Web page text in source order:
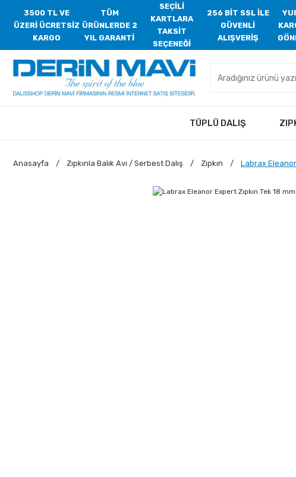
3500 TL VE
ÜZERİ ÜCRETSİZ
KARGO
TÜM
ÜRÜNLERDE 2
YIL GARANTİ
SEÇİLİ
KARTLARA
TAKSİT
SEÇENEĞİ
256 BİT SSL İLE
GÜVENLİ
ALIŞVERİŞ
TÜPLÜ DALIŞ
Anasayfa Zıpkınla Balık Avı / Serbest Dalış Zıpkın Labrax Eleanor